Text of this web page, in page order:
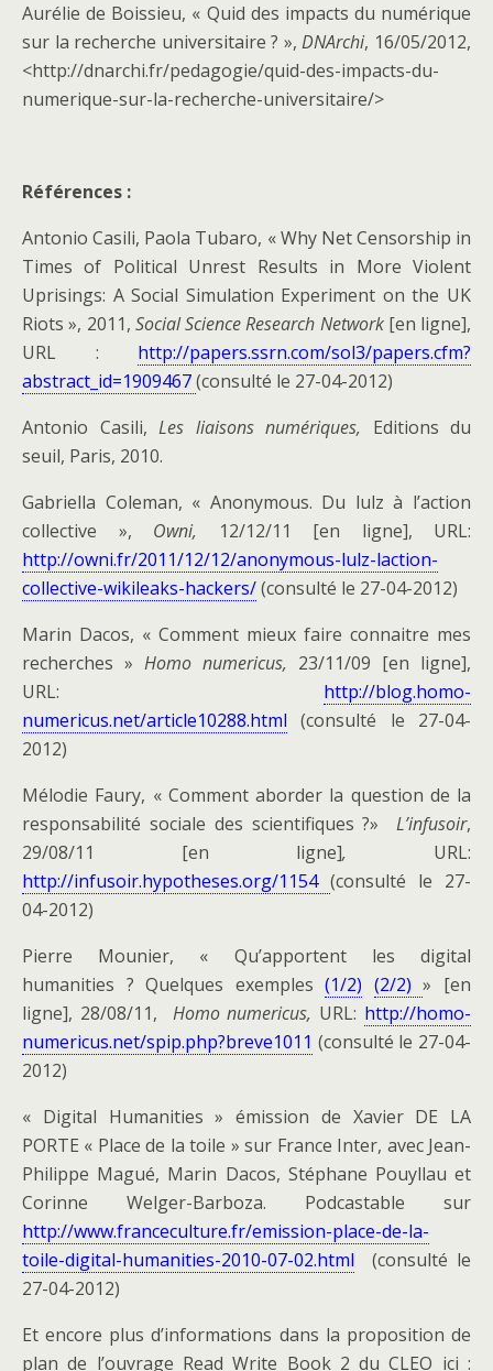
Aurélie de Boissieu, « Quid des impacts du numérique
sur la recherche universitaire ? »,DNArchi, 16/05/2012,
<http://dnarchi.fr/pedagogie/quid-des-impacts-du-
numerique-sur-la-recherche-universitaire/>
Références :
Antonio Casili, Paola Tubaro, « Why Net Censorship in
Times of Political Unrest Results in More Violent
Uprisings: A Social Simulation Experiment on the UK
Riots », 2011, Social Science Research Network [en ligne],
URL : http://papers.ssrn.com/sol3/papers.cfm?
abstract_id=1909467(consulté le 27-04-2012)
Antonio Casili, Les liaisons numériques, Editions du
seuil, Paris, 2010.
Gabriella Coleman, « Anonymous. Du lulz à l’action
collective », Owni, 12/12/11 [en ligne], URL:
http://owni.fr/2011/12/12/anonymous-lulz-laction-
collective-wikileaks-hackers/(consulté le 27-04-2012)
Marin Dacos, « Comment mieux faire connaitre mes
recherches » Homo numericus, 23/11/09 [en ligne],
URL: http://blog.homo-
numericus.net/article10288.html (consulté le 27-04-
2012)
Mélodie Faury, « Comment aborder la question de la
responsabilité sociale des scientifiques ?» L’infusoir,
29/08/11 [en ligne], URL:
http://infusoir.hypotheses.org/1154 (consulté le 27-
04-2012)
Pierre Mounier, « Qu’apportent les digital
humanities ? Quelques exemples(1/2) (2/2)» [en
ligne], 28/08/11, Homo numericus, URL: http://homo-
numericus.net/spip.php?breve1011 (consulté le 27-04-
2012)
« Digital Humanities » émission de Xavier DE LA
PORTE « Place de la toile » sur France Inter, avec Jean-
Philippe Magué, Marin Dacos, Stéphane Pouyllau et
Corinne Welger-Barboza. Podcastable sur
http://www.franceculture.fr/emission-place-de-la-
toile-digital-humanities-2010-07-02.html (consulté le
27-04-2012)
Et encore plus d’informations dans la proposition de
plan de l’ouvrage Read Write Book 2 du CLEO ici :